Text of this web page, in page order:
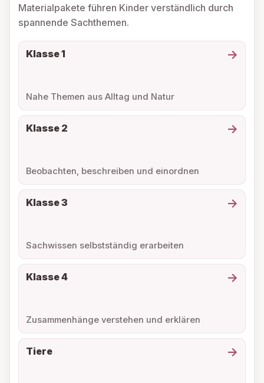
Materialpakete führen Kinder verständlich durch
spannende Sachthemen.
Klasse 1
Nahe Themen aus Alltag und Natur
→
Klasse 2
Beobachten, beschreiben und einordnen
→
Klasse 3
Sachwissen selbstständig erarbeiten
→
Klasse 4
Zusammenhänge verstehen und erklären
→
Tiere →